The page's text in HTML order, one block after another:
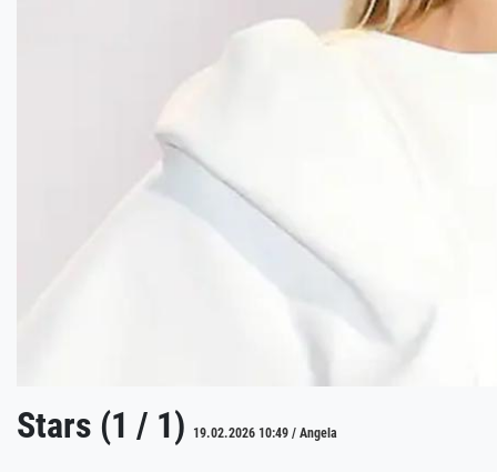
Stars (1 / 1) 19.02.2026 10:49 / Angela